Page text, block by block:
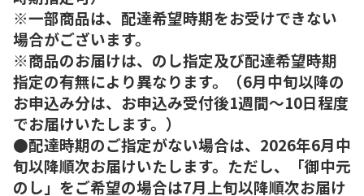
※一部商品は、配達希望時期をお受けできない
場合がございます。
※商品のお届けは、のし指定及び配達希望時期
指定の有無により異なります。（6月中旬以降の
お申込み分は、お申込み受付後1週間～10日程度
でお届けいたします。）
●配達時期のご指定がない場合は、2026年6月中
旬以降順次お届けいたします。ただし、「御中元
のし」をご希望の場合は7月上旬以降順次お届け